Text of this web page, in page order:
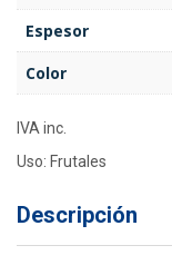
Espesor
Color
IVA inc.
Uso: Frutales
Descripción